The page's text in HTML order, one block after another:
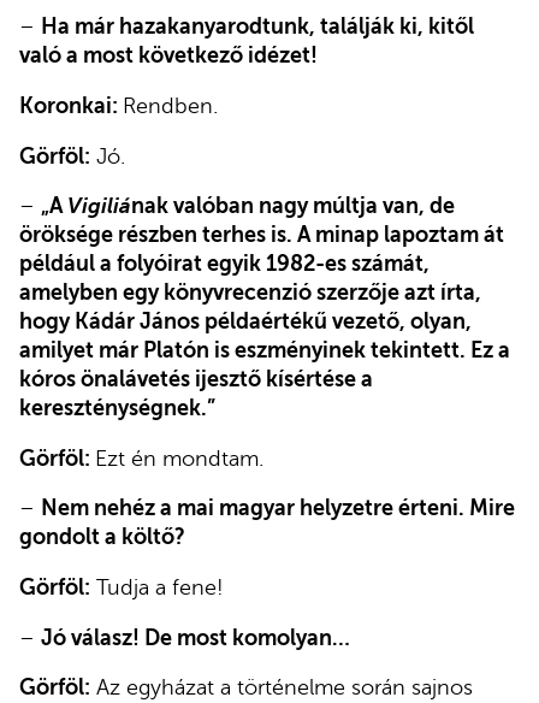
– Ha már hazakanyarodtunk, találják ki, kitől
való a most következő idézet!
Koronkai: Rendben.
Görföl: Jó.
– „A Vigiliának valóban nagy múltja van, de
öröksége részben terhes is. A minap lapoztam át
például a folyóirat egyik 1982-es számát,
amelyben egy könyvrecenzió szerzője azt írta,
hogy Kádár János példaértékű vezető, olyan,
amilyet már Platón is eszményinek tekintett. Ez a
kóros önalávetés ijesztő kísértése a
kereszténységnek.”
Görföl: Ezt én mondtam.
– Nem nehéz a mai magyar helyzetre érteni. Mire
gondolt a költő?
Görföl: Tudja a fene!
– Jó válasz! De most komolyan…
Görföl: Az egyházat a történelme során sajnos